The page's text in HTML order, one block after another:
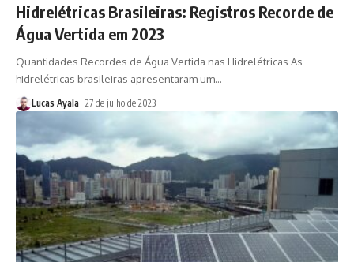
Hidrelétricas Brasileiras: Registros Recorde de
Água Vertida em 2023
Quantidades Recordes de Água Vertida nas Hidrelétricas As
hidrelétricas brasileiras apresentaram um…
Lucas Ayala 27 de julho de 2023